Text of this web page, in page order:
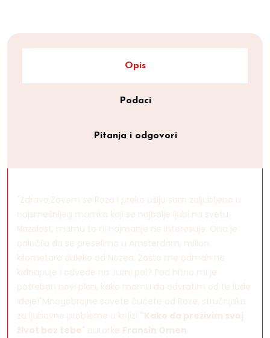
Opis
Podaci
Pitanja i odgovori
"Zdravo,Zovem se Roza i preko ušiju sam zaljubljena u
najsmešnijeg momka koji se najbolje ljubi na svetu.
Nażalost, mamu to ni najmanje ne interesuje. Ona je
odlučila da se preselimo u Amsterdam, milion
kilometara daleko od Nozea. Zašto me odmah ne
kidnapuje i odvede na Jużni pol? Pod hitno mi je
potreban novi plan, kako mamu da odvratim od te lude
ideje!"Mnogobrojne savete čućete od Roze, stručnjaka
za ljubavne probleme u knjizi "Kako da preżivim svoj
život bez tebe" autorke Fransin Omen